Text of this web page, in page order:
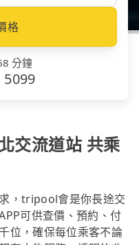
格
分鐘
5099
交流道站 共乘
，tripool會是你長途交
可供查價、預約、付
位，確保每位乘客不論